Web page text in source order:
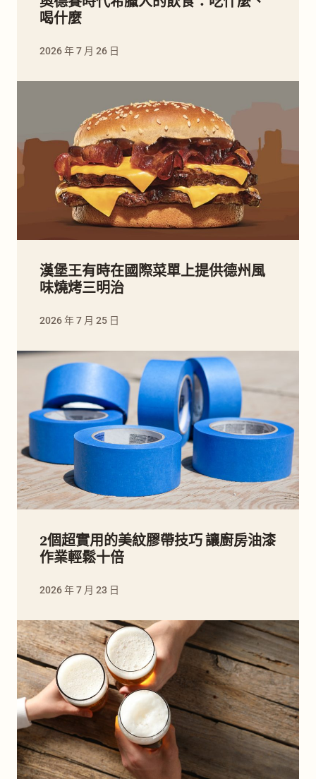
喝什麼
2026 年 7 月 26 日
漢堡王有時在國際菜單上提供德州風
味燒烤三明治
2026 年 7 月 25 日
2個超實用的美紋膠帶技巧 讓廚房油漆
作業輕鬆十倍
2026 年 7 月 23 日